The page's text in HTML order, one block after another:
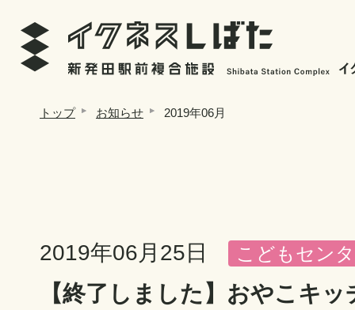
トップ お知らせ 2019年06月
2019年06月25日 こどもセン
【終了しました】おやこキ